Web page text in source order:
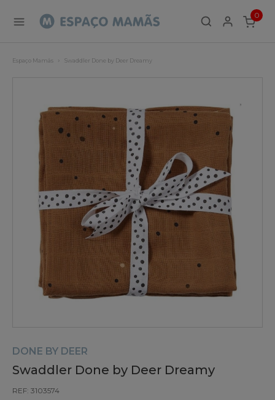
0
ITEMS
Espaço Mamãs Swaddler Done by Deer Dreamy
DONE BY DEER
Swaddler Done by Deer Dreamy
REF: 3103574